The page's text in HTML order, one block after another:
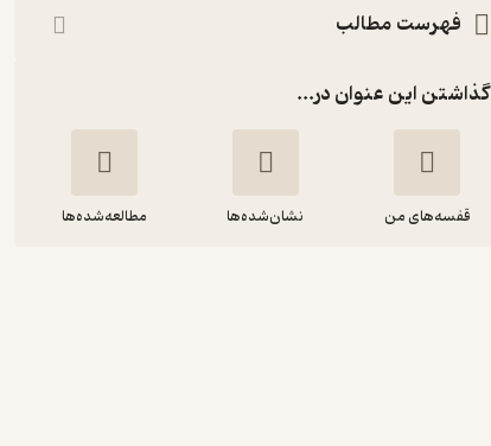
فهرست مطالب
گذاشتن این عنوان در...
قفسه‌های من نشان‌شده‌ها مطالعه‌شده‌ها